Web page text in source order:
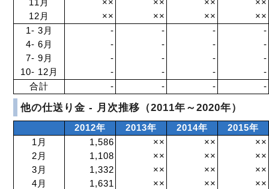
11月
×× ×× ××
××
12月
×× ×× ××
××
1- 3月
- - -
-
4- 6月
- - -
-
7- 9月
- - -
-
10- 12月
- - -
-
合計
- - - -
他の仕送り金 - 月次推移（2011年～2020年）
2012年 2013年 2014年
2015年
1月
1,586 ×× ××
××
2月
1,108 ×× ××
××
3月
1,332 ×× ××
××
4月
1,631 ×× ××
××